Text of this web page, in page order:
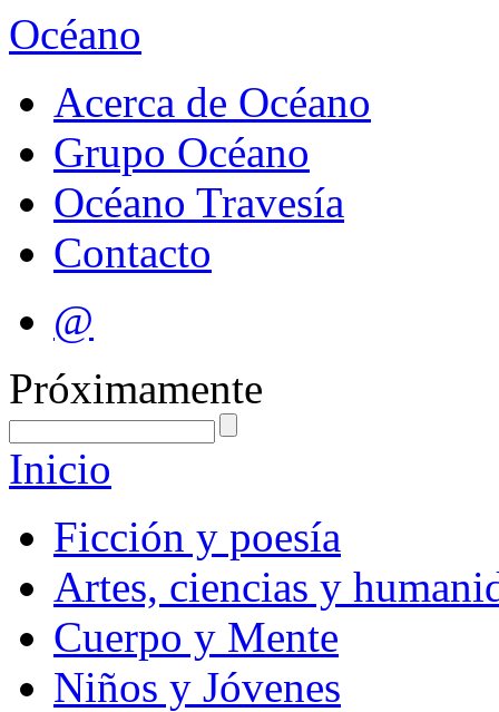
Océano
Acerca de Océano
Grupo Océano
Océano Travesía
Contacto
@
Próximamente
Inicio
Ficción y poesía
Artes, ciencias y
Cuerpo y Mente
Niños y Jóvenes